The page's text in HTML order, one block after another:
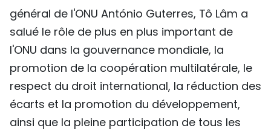
TIẾNG VIỆT
ENGLISH
中文
РУССКИЙ
général de l'ONU António Guterres, Tô Lâm a
salué le rôle de plus en plus important de
l'ONU dans la gouvernance mondiale, la
promotion de la coopération multilatérale, le
respect du droit international, la réduction des
écarts et la promotion du développement,
ainsi que la pleine participation de tous les